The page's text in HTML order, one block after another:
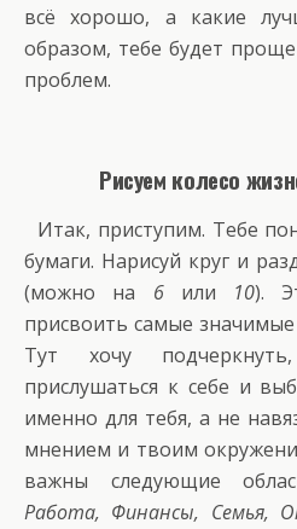
всё хорошо, а какие
образом, тебе будет
проблем.
Рисуем колесо
Итак, приступим. Тебе
бумаги. Нарисуй круг и
(можно на 6или 10).
присвоить самые
Тут хочу
прислушаться к себе и
именно для тебя, а не
мнением и твоим
важны следующие
Работа, Финансы, Семья,